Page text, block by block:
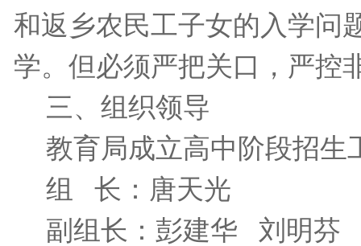
和返乡农民工子女的入学问
学。但必须严把关口，严控
三、组织领导
教育局成立高中阶段招生
组
长：唐天光
副组长：彭建华
刘明芬